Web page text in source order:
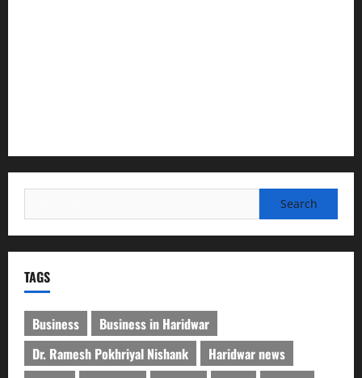
for:
TAGS
Business
Business in Haridwar
Dr. Ramesh Pokhriyal Nishank
Haridwar news